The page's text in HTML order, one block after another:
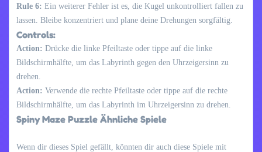
Rule 6: Ein weiterer Fehler ist es, die Kugel unkontrolliert fallen zu
lassen. Bleibe konzentriert und plane deine Drehungen sorgfältig.
Controls:
Action: Drücke die linke Pfeiltaste oder tippe auf die linke
Bildschirmhälfte, um das Labyrinth gegen den Uhrzeigersinn zu
drehen.
Action: Verwende die rechte Pfeiltaste oder tippe auf die rechte
Bildschirmhälfte, um das Labyrinth im Uhrzeigersinn zu drehen.
Spiny Maze Puzzle Ähnliche Spiele
Wenn dir dieses Spiel gefällt, könnten dir auch diese Spiele mit